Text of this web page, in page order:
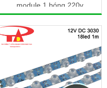
module 1 bóng 220v
Điện áp: 220V AC
Công suất: 1.5W /
module
Kích thước: 2.5m gồm
20 module liền dây
Cấp độ bảo vệ: IP65